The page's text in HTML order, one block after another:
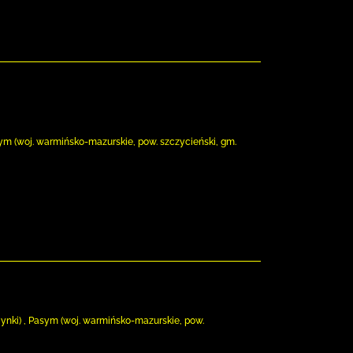
(woj. warmińsko-mazurskie, pow. szczycieński, gm.
, Pasym (woj. warmińsko-mazurskie, pow.